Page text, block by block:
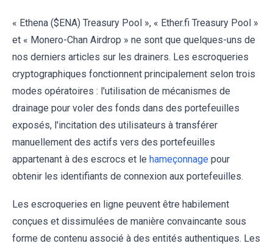
« Ethena ($ENA) Treasury Pool », « Ether.fi Treasury Pool »
et « Monero-Chan Airdrop » ne sont que quelques-uns de
nos derniers articles sur les drainers. Les escroqueries
cryptographiques fonctionnent principalement selon trois
modes opératoires : l'utilisation de mécanismes de
drainage pour voler des fonds dans des portefeuilles
exposés, l'incitation des utilisateurs à transférer
manuellement des actifs vers des portefeuilles
appartenant à des escrocs et le hameçonnage pour
obtenir les identifiants de connexion aux portefeuilles.
Les escroqueries en ligne peuvent être habilement
conçues et dissimulées de manière convaincante sous
forme de contenu associé à des entités authentiques. Les